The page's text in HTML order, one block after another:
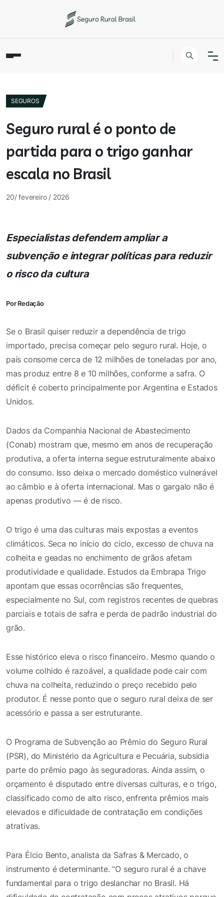
SEGUROS
Seguro rural é o ponto de
partida para o trigo ganhar
escala no Brasil
20/ fevereiro / 2026
Especialistas defendem ampliar a
subvenção e integrar políticas para reduzir
o risco da cultura
Por Redação
Se o Brasil quiser reduzir a dependência de trigo
importado, precisa começar pelo seguro rural. Hoje, o
país consome cerca de 12 milhões de toneladas por ano,
mas produz entre 8 e 10 milhões, conforme a safra. O
déficit é coberto principalmente por Argentina e Estados
Unidos.
Dados da Companhia Nacional de Abastecimento
(Conab) mostram que, mesmo em anos de recuperação
produtiva, a oferta interna segue estruturalmente abaixo
do consumo. Isso deixa o mercado doméstico vulnerável
ao câmbio e à oferta internacional. Mas o gargalo não é
apenas produtivo — é de risco.
O trigo é uma das culturas mais expostas a eventos
climáticos. Seca no início do ciclo, excesso de chuva na
colheita e geadas no enchimento de grãos afetam
produtividade e qualidade. Estudos da Embrapa Trigo
apontam que essas ocorrências são frequentes,
especialmente no Sul, com registros recentes de quebras
parciais e totais de safra e perda de padrão industrial do
grão.
Esse histórico eleva o risco financeiro. Mesmo quando o
volume colhido é razoável, a qualidade pode cair com
chuva na colheita, reduzindo o preço recebido pelo
produtor. É nesse ponto que o seguro rural deixa de ser
acessório e passa a ser estruturante.
O Programa de Subvenção ao Prêmio do Seguro Rural
(PSR), do Ministério da Agricultura e Pecuária, subsidia
parte do prêmio pago às seguradoras. Ainda assim, o
orçamento é disputado entre diversas culturas, e o trigo,
classificado como de alto risco, enfrenta prêmios mais
elevados e dificuldade de contratação em condições
atrativas.
Para Élcio Bento, analista da Safras & Mercado, o
instrumento é determinante. “O seguro rural é a chave
fundamental para o trigo deslanchar no Brasil. Há